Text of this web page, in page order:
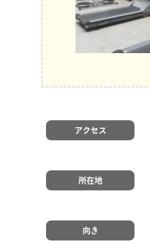
アクセス
所在地
向き